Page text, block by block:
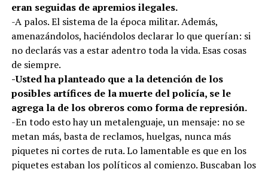
eran seguidas de apremios ilegales.
-A palos. El sistema de la época militar. Además,
amenazándolos, haciéndolos declarar lo que querían: si
no declarás vas a estar adentro toda la vida. Esas cosas
de siempre.
-Usted ha planteado que a la detención de los
posibles artífices de la muerte del policía, se le
agrega la de los obreros como forma de represión.
-En todo esto hay un metalenguaje, un mensaje: no se
metan más, basta de reclamos, huelgas, nunca más
piquetes ni cortes de ruta. Lo lamentable es que en los
piquetes estaban los políticos al comienzo. Buscaban los